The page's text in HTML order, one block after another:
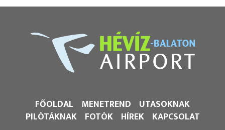
FŐOLDAL MENETREND UTASOKNAK
PILÓTÁKNAK FOTÓK HÍREK KAPCSOLAT